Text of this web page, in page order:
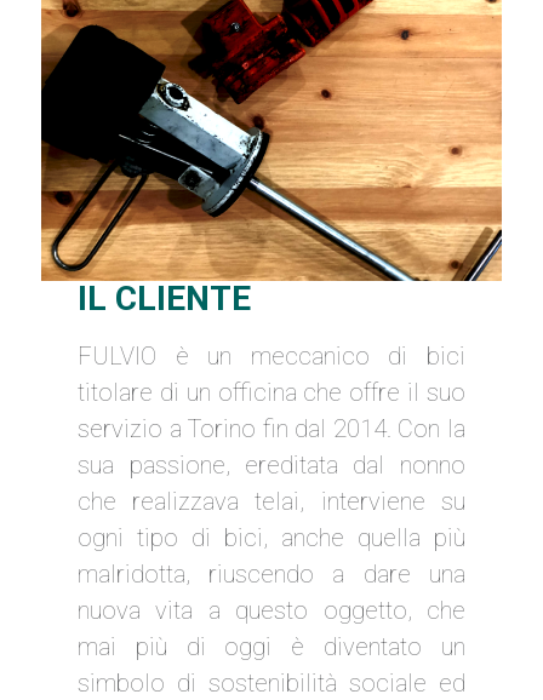
IL CLIENTE
FULVIO è un meccanico di bici
titolare di un officina che offre il suo
servizio a Torino fin dal 2014. Con la
sua passione, ereditata dal nonno
che realizzava telai, interviene su
ogni tipo di bici, anche quella più
malridotta, riuscendo a dare una
nuova vita a questo oggetto, che
mai più di oggi è diventato un
simbolo di sostenibilità sociale ed